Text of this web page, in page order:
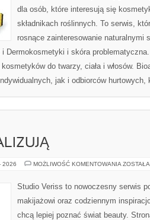
dla osób, które interesują się
składnikach roślinnych. To serwis,
rosnące zainteresowanie naturalnymi
Dermokosmetyki i skóra problematyczna.
do twarzy, ciała i włosów.
jak i odbiorców
2026 MOŻLIWOŚĆ KOMENTOWANIA
Studio Veriss to nowoczesny serwis
makijażowi oraz codziennym
chcą lepiej poznać świat beauty.